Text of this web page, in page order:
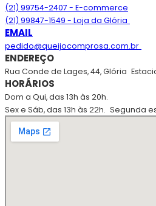
(21) 99754-2407 - E-commerce
(21) 99847-1549 - Loja da Glória
EMAIL
pedido@queijocomprosa.com.br
ENDEREÇO
Rua Conde de Lages, 44, Glória
HORÁRIOS
Dom a Qui, das 13h às 20h.
Sex e Sáb, das 13h às 22h. Segunda